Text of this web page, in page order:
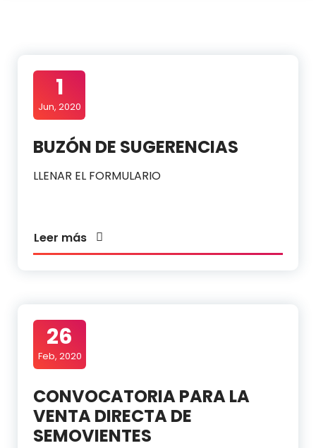
1
Jun, 2020
BUZÓN DE SUGERENCIAS
LLENAR EL FORMULARIO
Leer más
26
Feb, 2020
CONVOCATORIA PARA LA
VENTA DIRECTA DE
SEMOVIENTES